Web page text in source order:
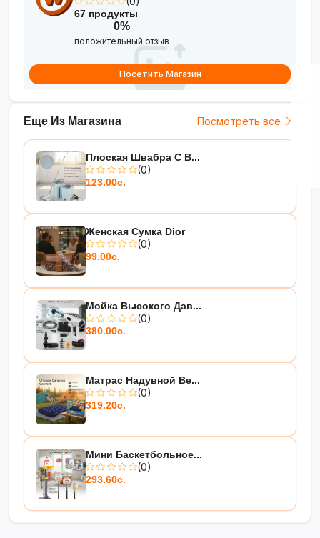
Еще Из Магазина Посмотреть все
Плоская Швабра С В...
(0)
123.00с.
Женская Сумка Dior
(0)
99.00с.
Мойка Высокого Дав...
(0)
380.00с.
Матрас Надувной Be...
(0)
319.20с.
Мини Баскетбольное...
(0)
293.60с.
67 продукты
0%
положительный отзыв
Посетить Магазин